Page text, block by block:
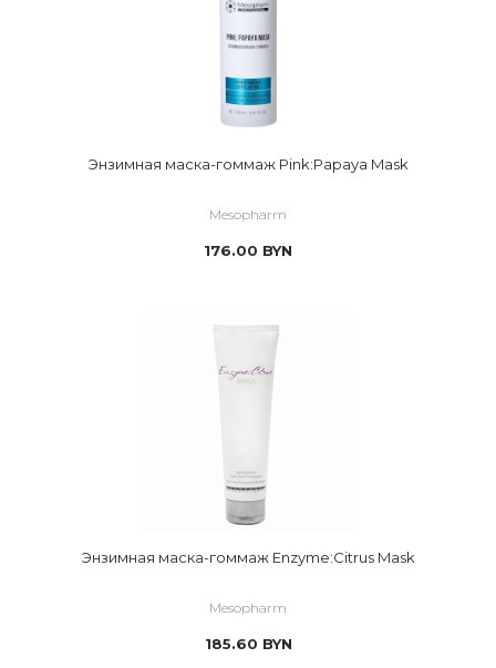
Энзимная маска-гоммаж Pink:Papaya Mask
Mesopharm
176.00 BYN
Энзимная маска-гоммаж Enzyme:Citrus Mask
Mesopharm
185.60 BYN